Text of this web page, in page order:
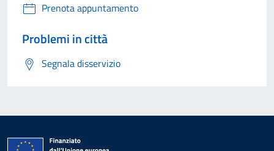
Prenota appuntamento
Problemi in città
Segnala disservizio